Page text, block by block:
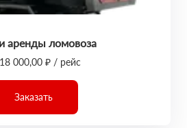
аренды ломовоза
000,00 ₽ / рейс
Заказать